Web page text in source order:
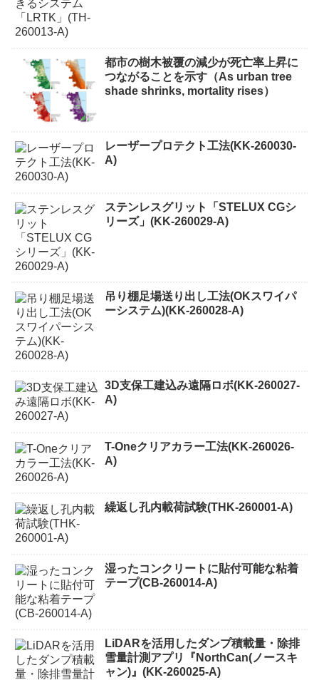
都市の樹木被覆の減少が死亡率上昇に
つながることを示す（As urban tree
shade shrinks, mortality rises）
レーザープロテクト⼯法(KK-260030-
A)
ステンレスグリット「STELUX CGシ
リーズ」(KK-260029-A)
吊り棚足場送り出し工法(OKスワイパ
ーシステム)(KK-260028-A)
3D支保工建込み遠隔ロボ(KK-260027-
A)
T-Oneクリアカラー工法(KK-260026-
A)
繰返し孔内載荷試験(THK-260001-A)
湿ったコンクリートに貼付可能な粘着
テープ(CB-260014-A)
LiDARを活用したダンプ積載量・除排
雪量計測アプリ『NorthCan(ノースキ
ャン)』(KK-260025-A)